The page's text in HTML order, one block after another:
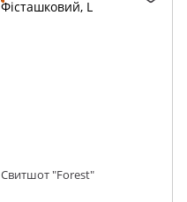
Свитшот "Forest"